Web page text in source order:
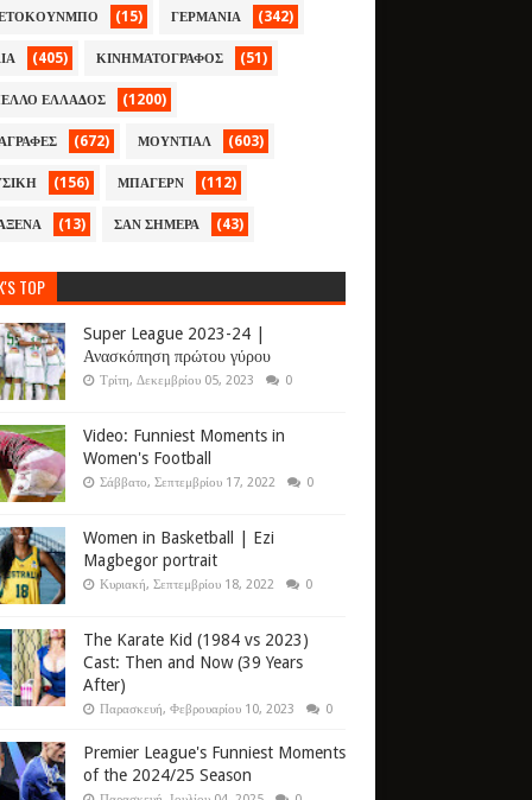
(15) ΓΕΡΜΑΝΙΑ (342)
(405) ΚΙΝΗΜΑΤΟΓΡΑΦΟΣ (51)
ΕΛΛΑΔΟΣ (1200)
(672) ΜΟΥΝΤΙΑΛ (603)
(156) ΜΠΑΓΕΡΝ (112)
(13) ΣΑΝ ΣΗΜΕΡΑ (43)
TOP
Super League 2023-24 |
Ανασκόπηση πρώτου γύρου
Τρίτη, Δεκεμβρίου 05, 2023 0
Video: Funniest Moments in
Women's Football
Σάββατο, Σεπτεμβρίου 17, 2022 0
Women in Basketball | Ezi
Magbegor portrait
Κυριακή, Σεπτεμβρίου 18, 2022 0
The Karate Kid (1984 vs 2023)
Cast: Then and Now (39 Years
After)
Παρασκευή, Φεβρουαρίου 10, 2023 0
Premier League's Funniest Moments
of the 2024/25 Season